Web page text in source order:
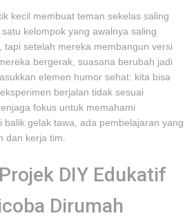
kecil membuat teman sekelas saling
kelompok yang awalnya saling
tapi setelah mereka membangun versi
bergerak, suasana berubah jadi
elemen humor sehat: kita bisa
berjalan tidak sesuai
fokus untuk memahami
balik gelak tawa, ada pembelajaran yang
dan kerja tim.
DIY Edukatif
Dirumah